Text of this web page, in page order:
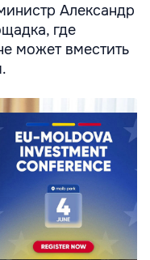
Александр
где
может вместить